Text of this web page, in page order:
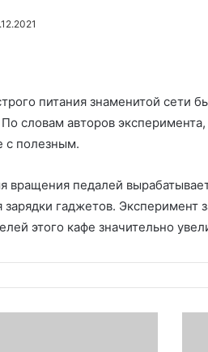
питания знаменитой сети
словам авторов
с полезным.
вращения педалей
зарядки гаджетов. Эксперимент
этого кафе значительно